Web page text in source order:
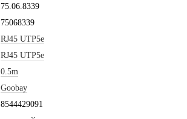
75.06.8339
75068339
RJ45 UTP5e
RJ45 UTP5e
0.5m
Goobay
8544429091